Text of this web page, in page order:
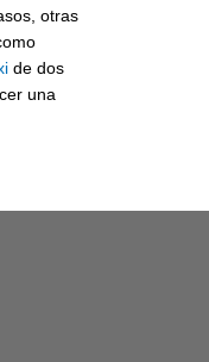
otras
de dos
una